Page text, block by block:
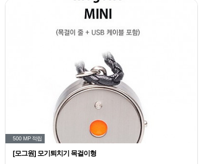
500 MP 적립
[모그원] 모기퇴치기 목걸이형